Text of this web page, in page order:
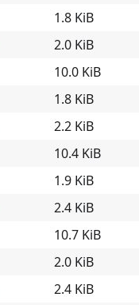
1.8 KiB
2.0 KiB
10.0 KiB
1.8 KiB
2.2 KiB
10.4 KiB
1.9 KiB
2.4 KiB
10.7 KiB
2.0 KiB
2.4 KiB